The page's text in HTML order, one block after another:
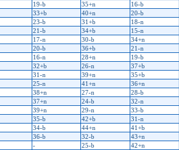
19-b 35+n 16-b
33+b 40+n 20-b
23-b 31+b 18-n
21-b 34+b 15-n
17-n 30-b 34+n
20-b 36+b 21-n
16-n 28+n 19-b
32+b 26-n 37+b
31-n 39+n 35+b
25-n 41+n 36+n
38+n 27-n 28-b
37+n 24-b 32-n
39+n 29-n 33-b
35-b 42+b 31-n
34-b 44+n 41+b
36-b 32-b 43+n
- 25-b 42+n